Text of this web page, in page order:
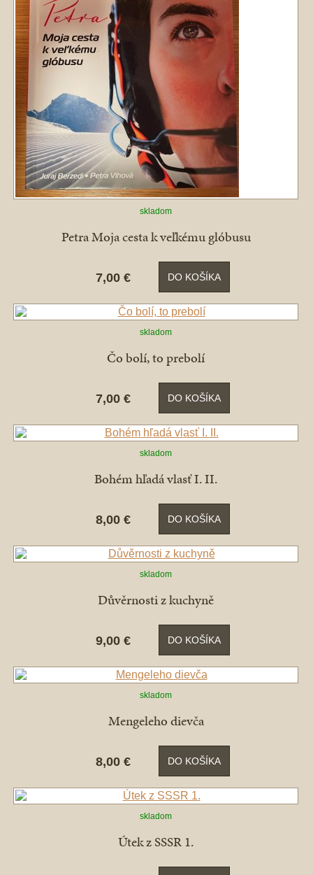
skladom
Petra Moja cesta k veľkému glóbusu
7,00 € DO KOŠÍKA
skladom
Čo bolí, to prebolí
7,00 € DO KOŠÍKA
skladom
Bohém hľadá vlasť I. II.
8,00 € DO KOŠÍKA
skladom
Důvěrnosti z kuchyně
9,00 € DO KOŠÍKA
skladom
Mengeleho dievča
8,00 € DO KOŠÍKA
skladom
Útek z SSSR 1.